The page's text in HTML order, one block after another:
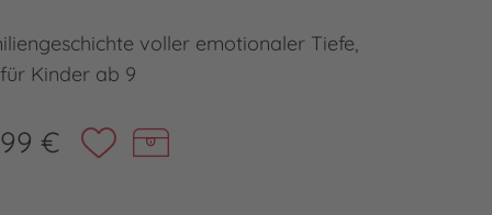
voller emotionaler Tiefe,
für Kinder ab 9
€